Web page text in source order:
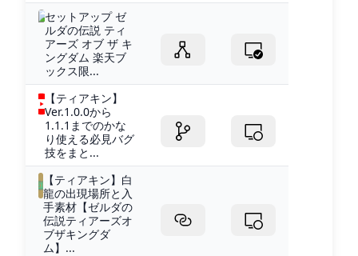
セットアップ ゼ
ルダの伝説 ティ
アーズ オブ ザ キ
ングダム 楽天ブ
ックス限...
【ティアキン】
Ver.1.0.0から
1.1.1までのかな
り使える必見バグ
技をまと...
【ティアキン】白
龍の出現場所と入
手素材【ゼルダの
伝説ティアーズオ
ブザキングダ
ム】...